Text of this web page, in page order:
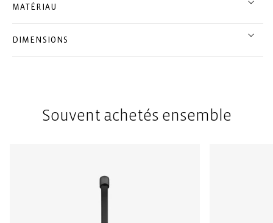
MATÉRIAU
DIMENSIONS
Souvent achetés ensemble